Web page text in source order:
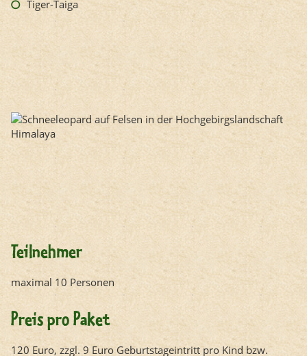
Tiger-Taiga
Teilnehmer
maximal 10 Personen
Preis pro Paket
120 Euro, zzgl. 9 Euro Geburtstageintritt pro Kind bzw.